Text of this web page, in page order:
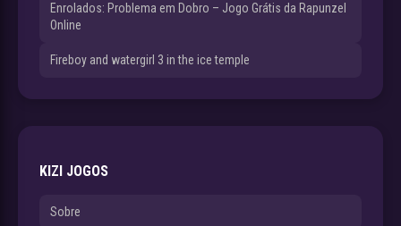
Enrolados: Problema em Dobro – Jogo Grátis da Rapunzel
Online
Fireboy and watergirl 3 in the ice temple
KIZI JOGOS
Sobre